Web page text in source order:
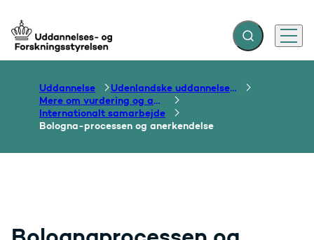
Gå til forsiden Fold søgefelt ud
Menu
Uddannelse
Udenlandske uddannelser og dokumentation over grænser
Mere om vurdering og anerkendelse
Internationalt samarbejde
Bologna-processen og anerkendelse